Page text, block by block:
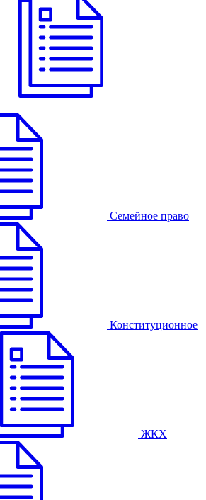
Семейное право
Конституционное
ЖКХ